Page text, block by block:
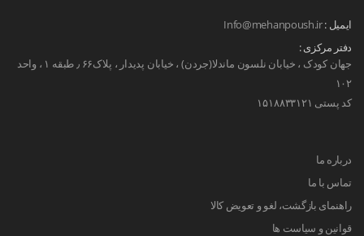
ایمیل :Info@mehanpoush.ir
دفتر مرکزی :
جهان کودک ، خیابان نلسون ماندلا(جردن) ، خیابان پدیدار ، پلاک۶۶ ٫ طبقه ۱ ، واحد
۱۰۲
کد پستی ۱۵۱۸۸۳۳۱۲۱
درباره ما
تماس با ما
راهنمای بازگشت، لغو و تعویض کالا
قوانین و سیاست ها